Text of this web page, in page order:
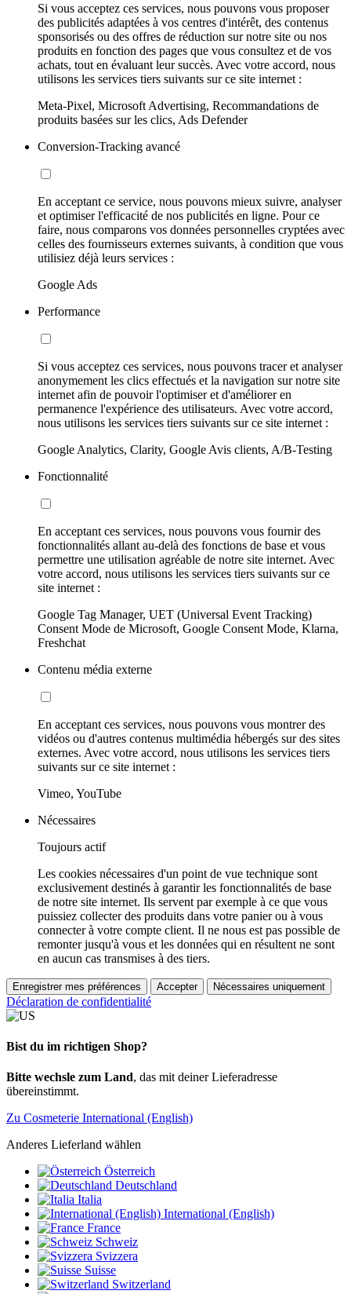
Si vous acceptez ces services, nous pouvons vous proposer
des publicités adaptées à vos centres d'intérêt, des contenus
sponsorisés ou des offres de réduction sur notre site ou nos
produits en fonction des pages que vous consultez et de vos
achats, tout en évaluant leur succès. Avec votre accord, nous
utilisons les services tiers suivants sur ce site internet :
Meta-Pixel, Microsoft Advertising, Recommandations de
produits basées sur les clics, Ads Defender
Conversion-Tracking avancé
En acceptant ce service, nous pouvons mieux suivre, analyser
et optimiser l'efficacité de nos publicités en ligne. Pour ce
faire, nous comparons vos données personnelles cryptées avec
celles des fournisseurs externes suivants, à condition que vous
utilisiez déjà leurs services :
Google Ads
Performance
Si vous acceptez ces services, nous pouvons tracer et analyser
anonymement les clics effectués et la navigation sur notre site
internet afin de pouvoir l'optimiser et d'améliorer en
permanence l'expérience des utilisateurs. Avec votre accord,
nous utilisons les services tiers suivants sur ce site internet :
Google Analytics, Clarity, Google Avis clients, A/B-Testing
Fonctionnalité
En acceptant ces services, nous pouvons vous fournir des
fonctionnalités allant au-delà des fonctions de base et vous
permettre une utilisation agréable de notre site internet. Avec
votre accord, nous utilisons les services tiers suivants sur ce
site internet :
Google Tag Manager, UET (Universal Event Tracking)
Consent Mode de Microsoft, Google Consent Mode, Klarna,
Freshchat
Contenu média externe
En acceptant ces services, nous pouvons vous montrer des
vidéos ou d'autres contenus multimédia hébergés sur des sites
externes. Avec votre accord, nous utilisons les services tiers
suivants sur ce site internet :
Vimeo, YouTube
Nécessaires
Toujours actif
Les cookies nécessaires d'un point de vue technique sont
exclusivement destinés à garantir les fonctionnalités de base
de notre site internet. Ils servent par exemple à ce que vous
puissiez collecter des produits dans votre panier ou à vous
connecter à votre compte client. Il ne nous est pas possible de
remonter jusqu'à vous et les données qui en résultent ne sont
en aucun cas transmises à des tiers.
Enregistrer mes préférences Accepter Nécessaires uniquement
Déclaration de confidentialité
Bist du im richtigen Shop?
Bitte wechsle zum Land, das mit deiner Lieferadresse
übereinstimmt.
Zu Cosmeterie International (English)
Anderes Lieferland wählen
Österreich
Deutschland
Italia
International (English)
France
Schweiz
Svizzera
Suisse
Switzerland